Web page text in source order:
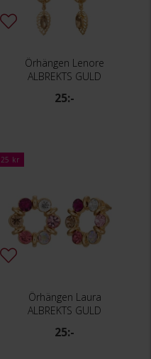
Örhängen Lenore
ALBREKTS GULD
25:-
25 kr
Örhängen Laura
ALBREKTS GULD
25:-